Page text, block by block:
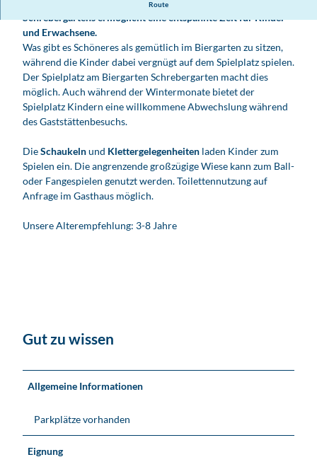
Route
Der Spielplatz direkt am Biergarten inmitten des historischen
Schrebergartens ermöglicht eine entspannte Zeit für Kinder
und Erwachsene.
Was gibt es Schöneres als gemütlich im Biergarten zu sitzen,
während die Kinder dabei vergnügt auf dem Spielplatz spielen.
Der Spielplatz am Biergarten Schrebergarten macht dies
möglich. Auch während der Wintermonate bietet der
Spielplatz Kindern eine willkommene Abwechslung während
des Gaststättenbesuchs.
DieSchaukelnund Klettergelegenheiten laden Kinder zum
Spielen ein. Die angrenzende großzügige Wiese kann zum Ball-
oder Fangespielen genutzt werden. Toilettennutzung auf
Anfrage im Gasthaus möglich.
Unsere Alterempfehlung: 3-8 Jahre
Gut zu wissen
Allgemeine Informationen
Parkplätze vorhanden
Eignung